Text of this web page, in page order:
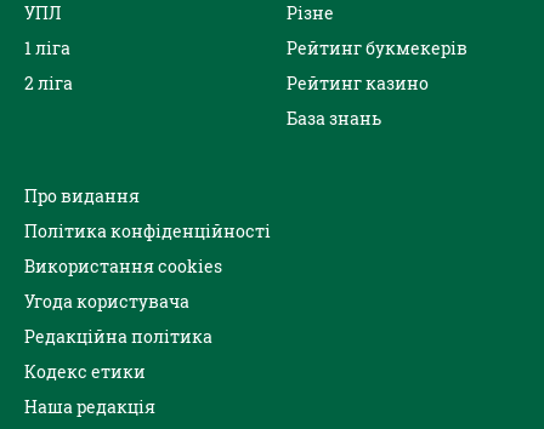
УПЛ
1 ліга
2 ліга
Різне
Рейтинг букмекерів
Рейтинг казино
База знань
Про видання
Політика конфіденційності
Використання cookies
Угода користувача
Редакційна політика
Кодекс етики
Наша редакція